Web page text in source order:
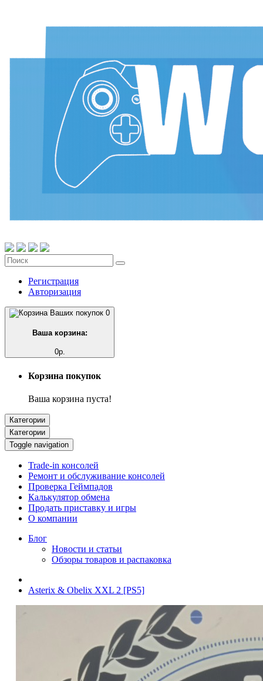
Регистрация
Авторизация
0
Ваша корзина:
0р.
Корзина покупок
Ваша корзина пуста!
Категории
Категории
Toggle navigation
Trade-in консолей
Ремонт и обслуживание консолей
Проверка Геймпадов
Калькулятор обмена
Продать приставку и игры
О компании
Блог
Новости и статьи
Обзоры товаров и распаковка
Asterix & Obelix XXL 2 [PS5]